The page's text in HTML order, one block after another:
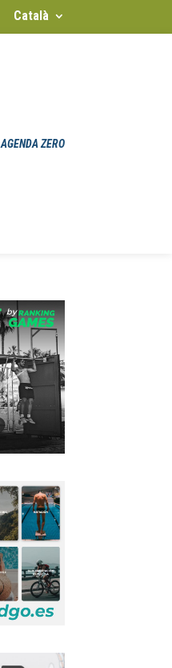
Català
AGENDA ZERO